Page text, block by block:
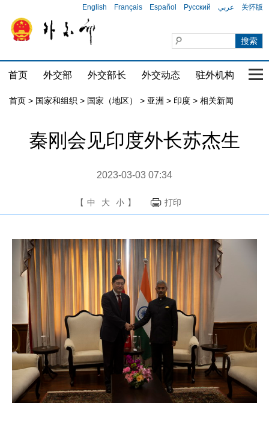
English Français Español Русский عربي 关怀版
首页 外交部 外交部长 外交动态 驻外机构 国
首页 > 国家和组织 > 国家（地区） > 亚洲 > 印度 > 相关新闻
秦刚会见印度外长苏杰生
2023-03-03 07:34
【 中 大 小 】 打印